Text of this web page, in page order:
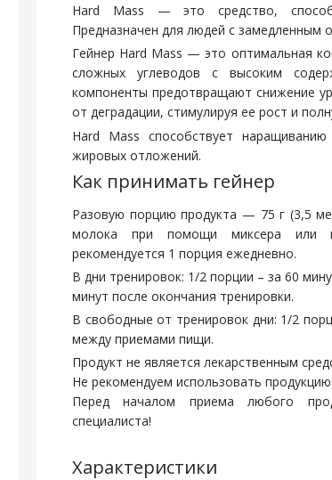
Hard Mass — это средство,
Предназначен для людей с замедленным
Гейнер Hard Mass — это оптимальная
сложных углеводов с высоким
компоненты предотвращают снижение
от деградации, стимулируя ее рост и
Hard Mass способствует
жировых отложений.
Как принимать гейнер
Разовую порцию продукта — 75 г (3,5
молока при помощи миксера или
рекомендуется 1 порция ежедневно.
В дни тренировок: 1/2 порции – за 60
минут после окончания тренировки.
В свободные от тренировок дни: 1/2
между приемами пищи.
Продукт не является лекарственным
Не рекомендуем использовать
Перед началом приема любого
специалиста!
Характеристики